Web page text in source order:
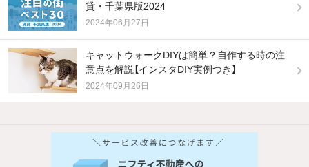
貸・千葉県版2024
2024年06月27日
キャットウォークDIYは簡単？自作する時の注
意点を解説【インスタDIY実例つき】
2024年09月26日
他の人はこんな条件で絞り込んでいます！